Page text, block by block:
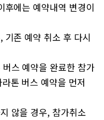
에는 예약내역 변경이
존 예약 취소 후 다시
스 예약을 완료한 참가
톤 버스 예약을 먼저
않을 경우, 참가취소